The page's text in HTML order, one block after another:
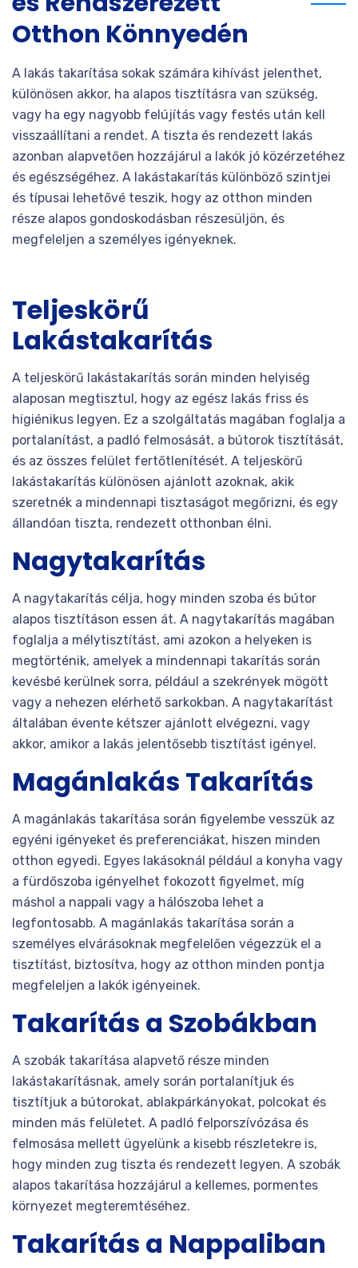
Otthon Könnyedén
A lakás takarítása sokak számára kihívást jelenthet,
különösen akkor, ha alapos tisztításra van szükség,
vagy ha egy nagyobb felújítás vagy festés után kell
visszaállítani a rendet. A tiszta és rendezett lakás
azonban alapvetően hozzájárul a lakók jó közérzetéhez
és egészségéhez. A lakástakarítás különböző szintjei
és típusai lehetővé teszik, hogy az otthon minden
része alapos gondoskodásban részesüljön, és
megfeleljen a személyes igényeknek.
Teljeskörű
Lakástakarítás
A teljeskörű lakástakarítás során minden helyiség
alaposan megtisztul, hogy az egész lakás friss és
higiénikus legyen. Ez a szolgáltatás magában foglalja a
portalanítást, a padló felmosását, a bútorok tisztítását,
és az összes felület fertőtlenítését. A teljeskörű
lakástakarítás különösen ajánlott azoknak, akik
szeretnék a mindennapi tisztaságot megőrizni, és egy
állandóan tiszta, rendezett otthonban élni.
Nagytakarítás
A nagytakarítás célja, hogy minden szoba és bútor
alapos tisztításon essen át. A nagytakarítás magában
foglalja a mélytisztítást, ami azokon a helyeken is
megtörténik, amelyek a mindennapi takarítás során
kevésbé kerülnek sorra, például a szekrények mögött
vagy a nehezen elérhető sarkokban. A nagytakarítást
általában évente kétszer ajánlott elvégezni, vagy
akkor, amikor a lakás jelentősebb tisztítást igényel.
Magánlakás Takarítás
A magánlakás takarítása során figyelembe vesszük az
egyéni igényeket és preferenciákat, hiszen minden
otthon egyedi. Egyes lakásoknál például a konyha vagy
a fürdőszoba igényelhet fokozott figyelmet, míg
máshol a nappali vagy a hálószoba lehet a
legfontosabb. A magánlakás takarítása során a
személyes elvárásoknak megfelelően végezzük el a
tisztítást, biztosítva, hogy az otthon minden pontja
megfeleljen a lakók igényeinek.
Takarítás a Szobákban
A szobák takarítása alapvető része minden
lakástakarításnak, amely során portalanítjuk és
tisztítjuk a bútorokat, ablakpárkányokat, polcokat és
minden más felületet. A padló felporszívózása és
felmosása mellett ügyelünk a kisebb részletekre is,
hogy minden zug tiszta és rendezett legyen. A szobák
alapos takarítása hozzájárul a kellemes, pormentes
környezet megteremtéséhez.
Takarítás a Nappaliban